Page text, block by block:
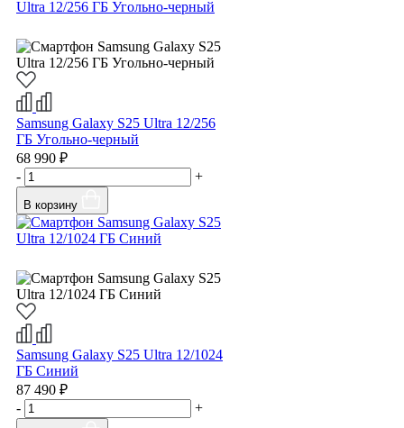
Samsung Galaxy S25 Ultra 12/256
ГБ Угольно-черный
68 990 ₽
-
+
В корзину
Samsung Galaxy S25 Ultra 12/1024
ГБ Синий
87 490 ₽
-
+